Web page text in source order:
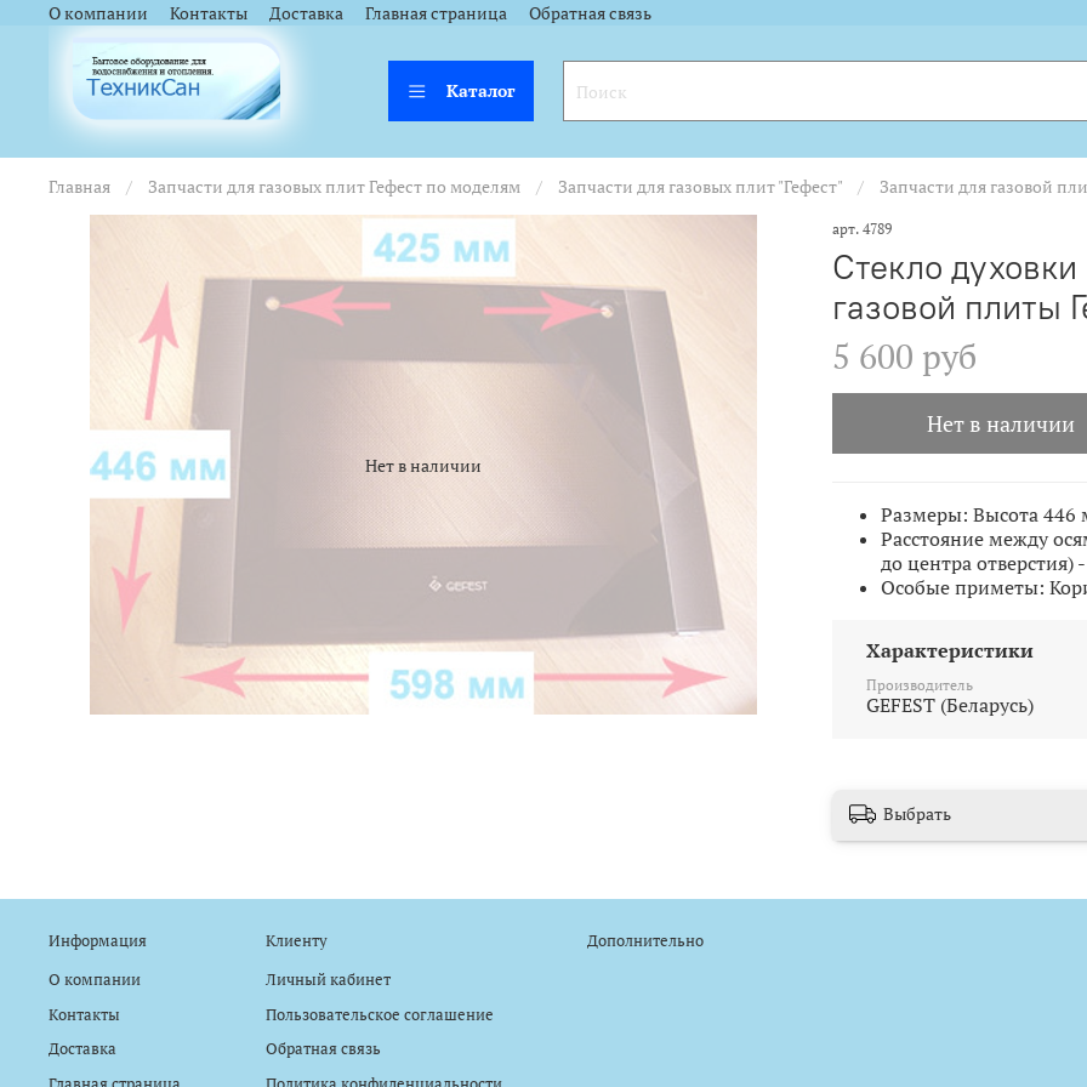
О компании Контакты Доставка Главная страница Обратная связь
Каталог
Главная Запчасти для газовых плит Гефест по моделям Запчасти для газовых плит "Гефест" Запчасти для газовой
Нет в наличии
арт. 4789
Стекло
газовой плиты
5 600 руб
Нет в наличии
Размеры: Высота
Расстояние между
до центра отверстия)
Особые приметы:
Характеристики
Производитель
GEFEST (Беларусь)
Выбрать
Информация
О компании
Контакты
Доставка
Клиенту
Личный кабинет
Пользовательское соглашение
Обратная связь
Дополнительно
<a href="https://webmaster.yandex.ru/siteinfo/?site=https://www.tskl.ru"><img width="88" height="31" alt="" border="0" src="https://yandex.ru/
<a href="https://webmaster.yandex.ru/siteinfo/?site=https://www.tskl.ru"><img width="88" height="31" alt="" border="0" src="https://yandex.ru/